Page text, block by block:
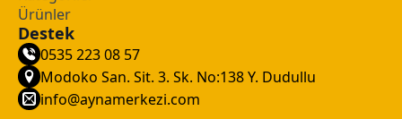
Ürünler
Destek
0535 223 08 57
Modoko San. Sit. 3. Sk. No:138 Y. Dudullu
info@aynamerkezi.com